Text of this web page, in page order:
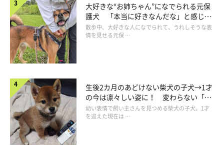
大好きな“お姉ちゃん”になでられる元保
護犬 「本当に好きなんだな」と感じる
表情にほっこり
散歩中、大好きな人になでられて、うれしそうな表
情を見せる元保 …
生後2カ月のあどけない柴犬の子犬→1才
の今は凛々しい姿に！ 変わらない「く
りくりおめめ」にもほっこり
幼い表情で飼い主さんを見つめる柴犬の子犬。1才
を迎えた現在は …